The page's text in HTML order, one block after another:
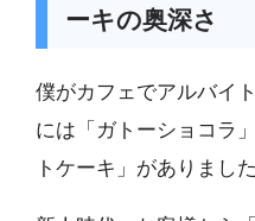
ーキの奥深さ
僕がカフェでアルバイ
には「ガトーショコラ
トケーキ」がありました